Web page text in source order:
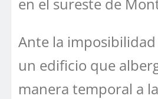
Ante la
un edificio que
manera temporal a